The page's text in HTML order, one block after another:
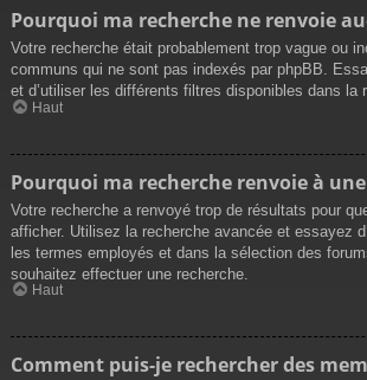
Pourquoi ma recherche ne renvoie
Votre recherche était probablement trop vague ou
communs qui ne sont pas indexés par phpBB.
et d’utiliser les différents filtres disponibles dans la
Haut
Pourquoi ma recherche renvoie à
Votre recherche a renvoyé trop de résultats pour
afficher. Utilisez la recherche avancée et essayez
les termes employés et dans la sélection des
souhaitez effectuer une recherche.
Haut
Comment puis-je rechercher des